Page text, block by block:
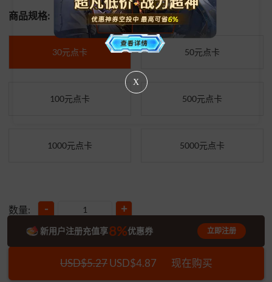
商品规格:
30元点卡 50元点卡
100元点卡 500元点卡
1000元点卡 5000元点卡
数量: - +
USD$5.27USD$4.87 现在购买
新用户注册充值享8%优惠券 立即注册
X